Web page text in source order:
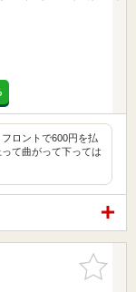
ロントで600円を払
て曲がって下っては
お気に入
りに追加